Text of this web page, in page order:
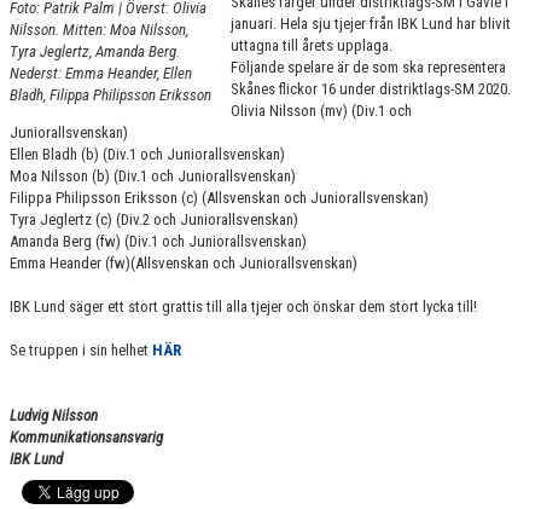
PARTNERS
DOKUMENT
KONTAKT
BILDBANK
IBK LUND PLAY
Foto: Patrik Palm | Överst: Olivia
Nilsson. Mitten: Moa Nilsson,
Tyra Jeglertz, Amanda Berg.
Nederst: Emma Heander, Ellen
Bladh, Filippa Philipsson Eriksson
januari. Hela sju tjejer från IBK Lund har blivit
uttagna till årets upplaga.
Följande spelare är de som ska representera
Skånes flickor 16 under distriktlags-SM 2020.
Olivia Nilsson (mv) (Div.1 och
Juniorallsvenskan)
Ellen Bladh (b) (Div.1 och Juniorallsvenskan)
Moa Nilsson (b) (Div.1 och Juniorallsvenskan)
Filippa Philipsson Eriksson (c) (Allsvenskan och Juniorallsvenskan)
Tyra Jeglertz (c) (Div.2 och Juniorallsvenskan)
Amanda Berg (fw) (Div.1 och Juniorallsvenskan)
Emma Heander (fw)(Allsvenskan och Juniorallsvenskan)
IBK Lund säger ett stort grattis till alla tjejer och önskar dem stort lycka till!
Se truppen i sin helhet HÄR
Ludvig Nilsson
Kommunikationsansvarig
IBK Lund